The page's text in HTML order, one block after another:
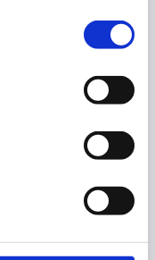
tlakomeru so